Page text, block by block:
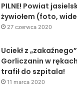
PILNE! Powiat
żywiołem (foto,
27 czerwca 2020
Uciekł z
Gorliczanin w
trafił do szpitala!
11 marca 2020